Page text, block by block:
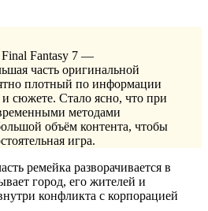
Fantasy 7 —
часть оригинальной
плотный по информации
сюжете. Стало ясно, что при
методами
объём контента, чтобы
игра.
ремейка разворачивается в
город, его жителей и
конфликта с корпорацией